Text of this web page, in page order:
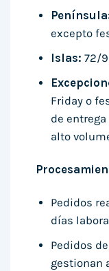
Península
excepto
Islas: 72/
Friday o
de
alto
Pedidos
días
Pedidos
gestionan